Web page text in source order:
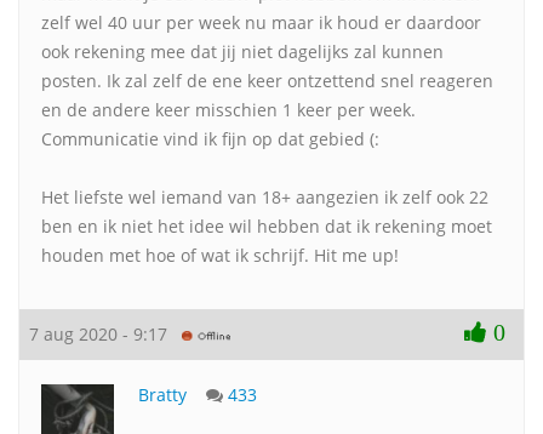
zelf wel 40 uur per week nu maar ik houd er daardoor
ook rekening mee dat jij niet dagelijks zal kunnen
posten. Ik zal zelf de ene keer ontzettend snel reageren
en de andere keer misschien 1 keer per week.
Communicatie vind ik fijn op dat gebied (:
Het liefste wel iemand van 18+ aangezien ik zelf ook 22
ben en ik niet het idee wil hebben dat ik rekening moet
houden met hoe of wat ik schrijf. Hit me up!
7 aug 2020 - 9:17 0
Bratty 433